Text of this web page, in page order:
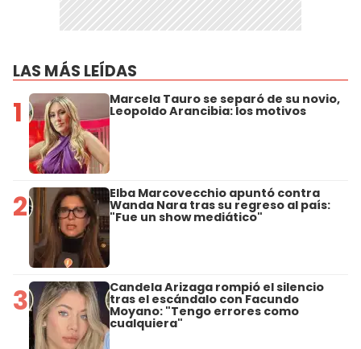
LAS MÁS LEÍDAS
1 Marcela Tauro se separó de su novio,
Leopoldo Arancibia: los motivos
2 Elba Marcovecchio apuntó contra
Wanda Nara tras su regreso al país:
"Fue un show mediático"
3 Candela Arizaga rompió el silencio
tras el escándalo con Facundo
Moyano: "Tengo errores como
cualquiera"